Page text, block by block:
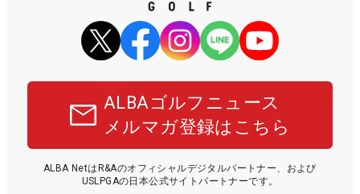
ALBAゴルフニュース
メルマガ登録はこちら
ALBA NetはR&Aのオフィシャルデジタルパートナー、および
USLPGAの日本公式サイトパートナーです。